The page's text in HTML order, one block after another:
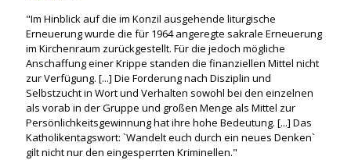
"Im Hinblick auf die im Konzil ausgehende liturgische
Erneuerung wurde die für 1964 angeregte sakrale Erneuerung
im Kirchenraum zurückgestellt. Für die jedoch mögliche
Anschaffung einer Krippe standen die finanziellen Mittel nicht
zur Verfügung. [...] Die Forderung nach Disziplin und
Selbstzucht in Wort und Verhalten sowohl bei den einzelnen
als vorab in der Gruppe und großen Menge als Mittel zur
Persönlichkeitsgewinnung hat ihre hohe Bedeutung. [...] Das
Katholikentagswort: `Wandelt euch durch ein neues Denken`
gilt nicht nur den eingesperrten Kriminellen."